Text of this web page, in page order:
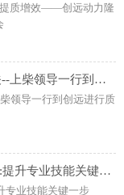
锻造“中国芯” 严守质量关--上柴领导一行到创远进行质量月走访调查
领导一行到创远进行质
发动机与控制器技术培训:提升专业技能关键一步
专业技能关键一步